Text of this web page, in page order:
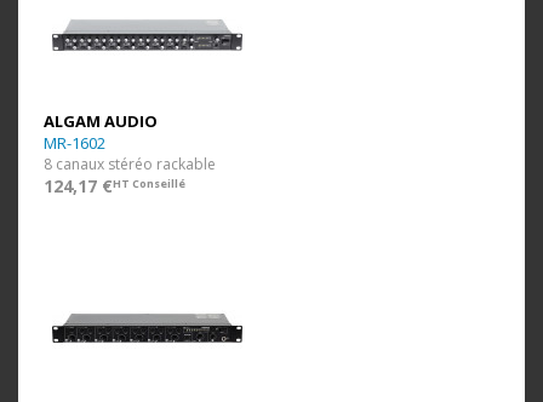
ALGAM AUDIO
MR-1602
8 canaux stéréo rackable
124,17 €HT Conseillé